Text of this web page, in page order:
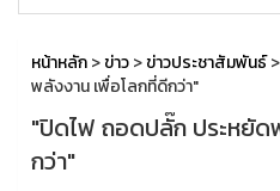
หน้าหลัก>ข่าว>ข่าวประชาสัมพันธ์
พลังงาน เพื่อโลกที่ดีกว่า"
"ปิดไฟ ถอดปลั๊ก ประหยัด
กว่า"